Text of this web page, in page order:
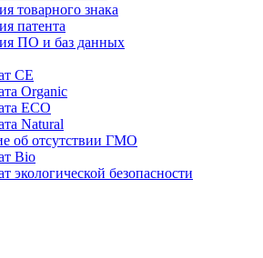
товарного знака
патента
ПО и баз данных
СЕ
Organic
ECO
Natural
об отсутствии ГМО
Bio
экологической безопасности